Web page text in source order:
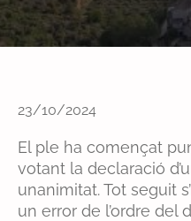
23/10/2024
El ple ha començat
votant la declaració
unanimitat. Tot seguit
un error de l’ordre del